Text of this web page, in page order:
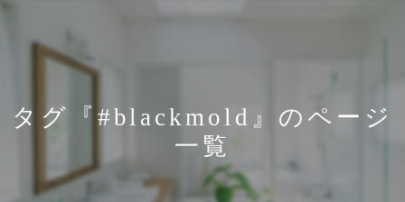
タグ『#blackmold』のページ
一覧